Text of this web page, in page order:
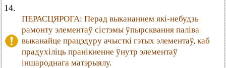
14.
ПЕРАСЦЯРОГА: Перад выкананнем які-небудзь
рамонту элементаў сістэмы ўпырсквання паліва
выканайце працэдуру ачысткі гэтых элементаў, каб
прадухіліць пранікненне ўнутр элементаў
іншароднага матэрыялу.